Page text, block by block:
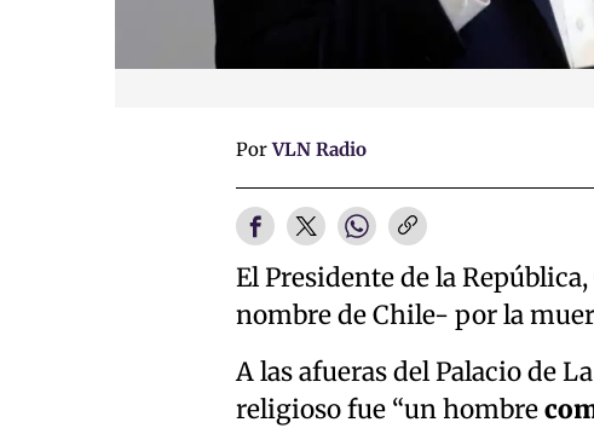
PorVLN Radio
El Presidente de la
nombre de Chile- por la
A las afueras del Palacio de
religioso fue “un hombre